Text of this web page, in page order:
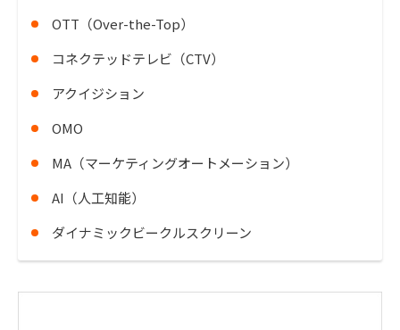
OTT（Over-the-Top）
コネクテッドテレビ（CTV）
アクイジション
OMO
MA（マーケティングオートメーション）
AI（人工知能）
ダイナミックビークルスクリーン